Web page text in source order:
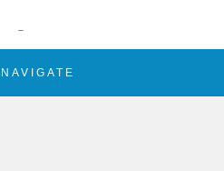
NAVIGATE